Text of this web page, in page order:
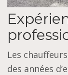
Les
des années